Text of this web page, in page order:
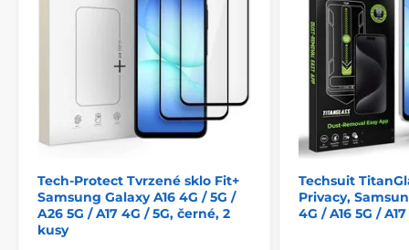
Ať už tvůj telefon čeká cokoliv,
JP Titan Privacy extra
odolné tvrzené sklo
je připraveno čelit všem výzvám a
ochránit tvůj displej na maximum.
Zvol JP Titan Privacy a dopřej svému telefonu ochranu,
jakou si zaslouží!
Tech-Protect Tvrzené sklo Fit+
Samsung Galaxy A16 4G / 5G /
A26 5G / A17 4G / 5G, černé, 2
kusy
Techsuit
Privacy,
4G / A16 5G /